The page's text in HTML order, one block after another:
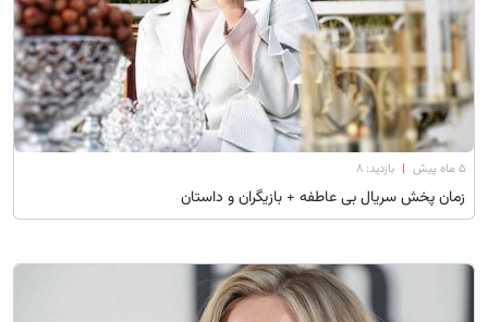
۵ ماه پیش | بازدید: 8
زمان پخش سریال بی‌ عاطفه + بازیگران و داستان